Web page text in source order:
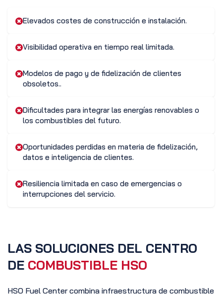
Elevados costes de construcción e instalación.
Visibilidad operativa en tiempo real limitada.
Modelos de pago y de fidelización de clientes
obsoletos..
Dificultades para integrar las energías renovables o
los combustibles del futuro.
Oportunidades perdidas en materia de fidelización,
datos e inteligencia de clientes.
Resiliencia limitada en caso de emergencias o
interrupciones del servicio.
LAS SOLUCIONES DEL CENTRO
DE COMBUSTIBLE HSO
HSO Fuel Center combina infraestructura de combustible